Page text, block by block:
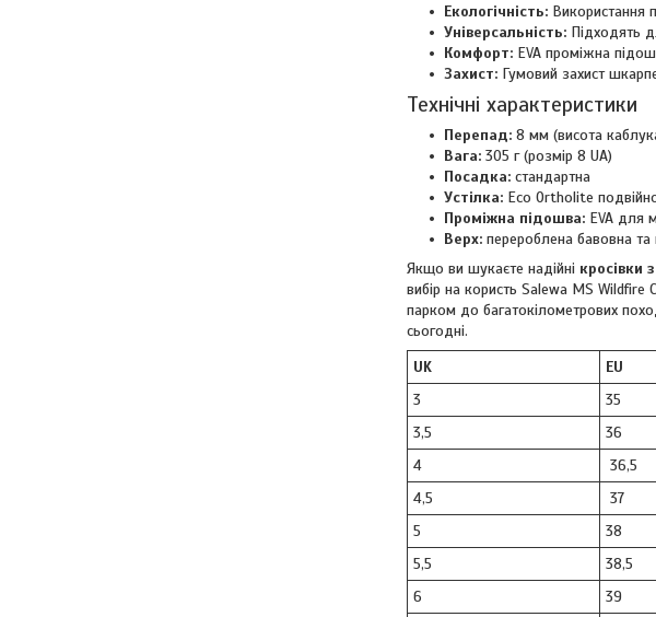
Екологічність: Використання
Універсальність: Підходять
Комфорт: EVA проміжна
Захист: Гумовий захист
Технічні характеристики
Перепад: 8 мм (висота
Вага: 305 г (розмір 8 UA)
Посадка: стандартна
Устілка: Eco Ortholite
Проміжна підошва: EVA для
Верх: перероблена бавовна
Якщо ви шукаєте надійні кросівки
вибір на користь Salewa MS Wildfire
парком до багатокілометрових
сьогодні.
UK
EU
3
35
3,5
36
4
36,5
4,5
37
5
38
5,5
38,5
6
39